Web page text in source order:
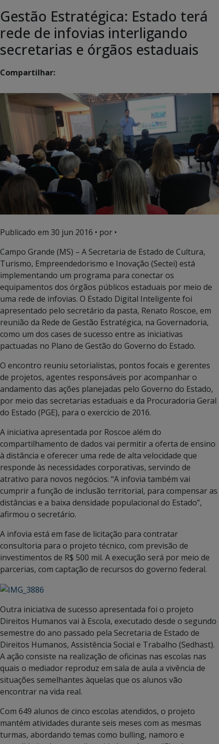
Gestão Estratégica: Estado terá
rede de infovias interligando
secretarias e órgãos estaduais
Compartilhar:
Publicado em 30 jun 2016 • por •
Campo Grande (MS) – A Secretaria de Estado de Cultura,
Turismo, Empreendedorismo e Inovação (Sectei) está
implementando um programa para conectar os
equipamentos dos órgãos públicos estaduais por meio de
uma rede de infovias. O Estado Digital Inteligente foi
apresentado pelo secretário da pasta, Renato Roscoe, em
reunião da Rede de Gestão Estratégica, na Governadoria,
como um dos cases de sucesso entre as iniciativas
pactuadas no Plano de Gestão do Governo do Estado.
O encontro reuniu setorialistas, pontos focais e gerentes
de projetos, agentes responsáveis por acompanhar o
andamento das ações planejadas pelo Governo do Estado,
por meio das secretarias estaduais e da Procuradoria Geral
do Estado (PGE), para o exercício de 2016.
A iniciativa apresentada por Roscoe além do
compartilhamento de dados vai permitir a oferta de ensino
à distância e oferecer uma rede de alta velocidade que
responde às necessidades corporativas, servindo de
atrativo para novos negócios. “A infovia também vai
cumprir a função de inclusão territorial, para compensar as
distâncias e a baixa densidade populacional do Estado”,
afirmou o secretário.
A infovia está em fase de licitação para contratar
consultoria para o projeto técnico, com previsão de
investimentos de R$ 500 mil. A execução será por meio de
parcerias, com captação de recursos do governo federal.
Outra iniciativa de sucesso apresentada foi o projeto
Direitos Humanos vai à Escola, executado desde o segundo
semestre do ano passado pela Secretaria de Estado de
Direitos Humanos, Assistência Social e Trabalho (Sedhast).
A ação consiste na realização de oficinas nas escolas nas
quais o mediador reproduz em sala de aula a vivência de
situações semelhantes àquelas que os alunos vão
encontrar na vida real.
Com 649 alunos de cinco escolas atendidos, o projeto
mantém atividades durante seis meses com as mesmas
turmas, abordando temas como bulling, namoro e